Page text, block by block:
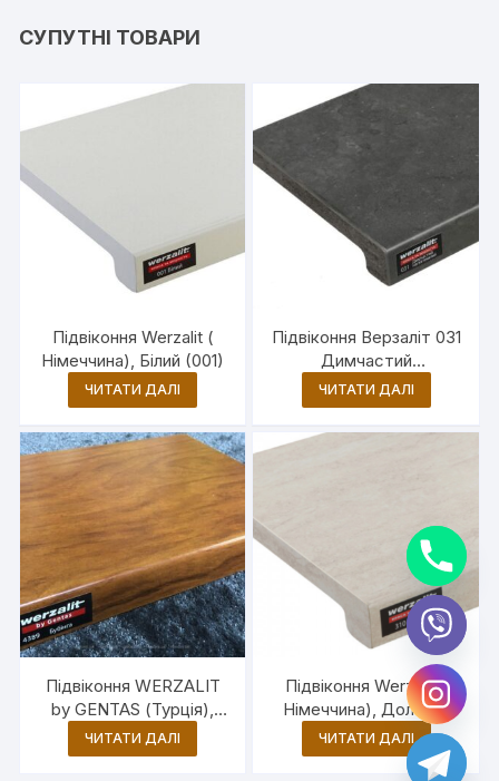
СУПУТНІ ТОВАРИ
Підвіконня Werzalit (
Німеччина), Білий (001)
ЧИТАТИ ДАЛІ
Підвіконня Верзаліт 031
Димчастий
напівтемний
ЧИТАТИ ДАЛІ
Підвіконня WERZALIT
by GENTAS (Турція),
Бубінга (4389)
ЧИТАТИ ДАЛІ
Підвіконня Werzalit (
Німеччина), Доломіт
(310)
ЧИТАТИ ДАЛІ
d
c
h
a
t
y